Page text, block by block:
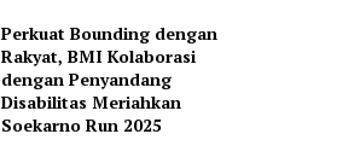
Perkuat Bounding dengan
Rakyat, BMI Kolaborasi
dengan Penyandang
Disabilitas Meriahkan
Soekarno Run 2025